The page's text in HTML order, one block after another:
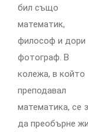
бил също
математик,
философ и дори
фотограф. В
колежа, в който
преподавал
математика, се
да преобърне